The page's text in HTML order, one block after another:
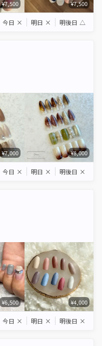
¥7,500 ¥7,500
今日 × 明日 × 明後日 △
¥7,000 ¥8,000
今日 × 明日 × 明後日 ×
¥6,500 ¥4,000
今日 × 明日 × 明後日 ×